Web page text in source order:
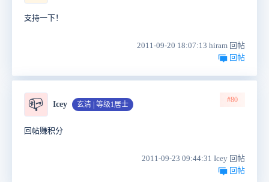
支持一下！
2011-09-20 18:07:13 hiram 回帖
回帖
📪 Icey 玄清 | 等级1居士
#80
回帖赚积分
2011-09-23 09:44:31 Icey 回帖
回帖